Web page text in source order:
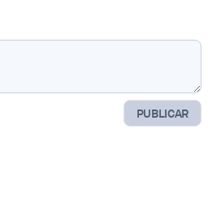
PUBLICAR